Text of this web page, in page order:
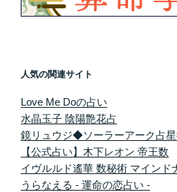
人気の関連サイト
Love Me Doの占い
水晶玉子 陰陽艶花占
鏡リュウジ◆ソーラーアーク占
【公式占い】木下レオン 帝王数
イヴルルド遙華 数秘術 マインド
うらなえる - 運命の恋占い -